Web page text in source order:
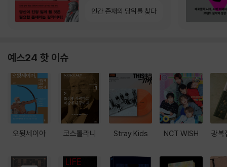
인간 존재의 당위를 찾다
예스24 핫 이슈
오뒷세이아 코스톨라니 Stray Kids NCT WISH 광복